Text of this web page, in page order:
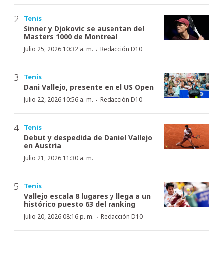
Tenis
Sinner y Djokovic se ausentan del
Masters 1000 de Montreal
Julio 25, 2026 10:32 a. m. · Redacción D10
Tenis
Dani Vallejo, presente en el US Open
Julio 22, 2026 10:56 a. m. · Redacción D10
Tenis
Debut y despedida de Daniel Vallejo
en Austria
Julio 21, 2026 11:30 a. m.
Tenis
Vallejo escala 8 lugares y llega a un
histórico puesto 63 del ranking
Julio 20, 2026 08:16 p. m. · Redacción D10